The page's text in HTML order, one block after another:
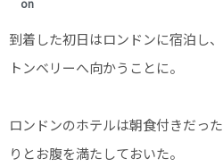
ったので、半年くらい向こうに滞在するこ
代からの友達と1年前から旅の計画を立て
間をかけてちょっとずつやってきた。 友
のマイアミに住んでいるので待ち合わせは
到着した初日はロンドンに宿泊し
トンベリーへ向かうことに。
ロンドンのホテルは朝食付きだっ
りとお腹を満たしておいた。